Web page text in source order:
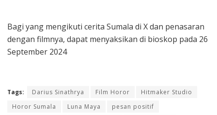
Bagi yang mengikuti cerita Sumala di X dan penasaran
dengan filmnya, dapat menyaksikan di bioskop pada 26
September 2024
Tags: Darius Sinathrya Film Horor
Hitmaker Studio
Horor Sumala
Luna Maya
pesan positif